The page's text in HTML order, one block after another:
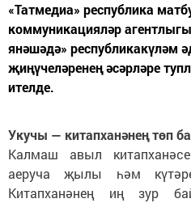
«Татмедиа» республика
коммуникацияләр
янәшәдә» республикакүләм
җиңүчеләренең әсәрләре
ителде.
Укучы — китапханәнең төп
Калмаш авыл
аеруча җылы һәм
Китапханәнең иң зур